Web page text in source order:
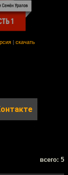
скачать
всего: 5